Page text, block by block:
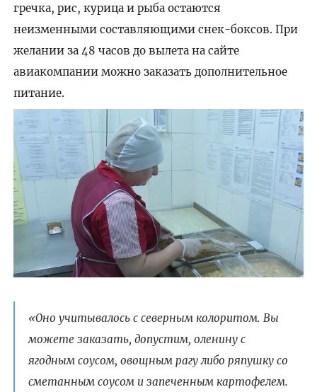
гречка, рис, курица и рыба остаются
неизменными составляющими снек-боксов. При
желании за 48 часов до вылета на сайте
авиакомпании можно заказать дополнительное
питание.
«Оно учитывалось с северным колоритом. Вы
можете заказать, допустим, оленину с
ягодным соусом, овощным рагу либо ряпушку со
сметанным соусом и запеченным картофелем.